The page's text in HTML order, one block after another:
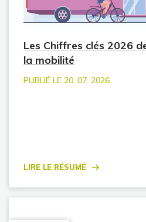
Les Chiffres clés 2026
la mobilité
PUBLIÉ LE 20. 07. 2026
Lire le résumé